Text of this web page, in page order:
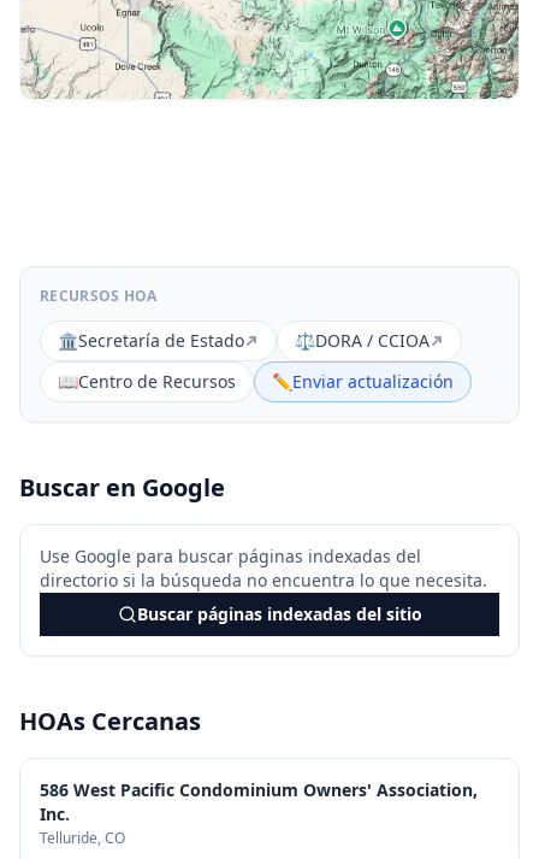
RECURSOS HOA
🏛️Secretaría de Estado ⚖️DORA / CCIOA
📖Centro de Recursos ✏️Enviar actualización
Buscar en Google
Use Google para buscar páginas indexadas del
directorio si la búsqueda no encuentra lo que necesita.
Buscar páginas indexadas del sitio
HOAs Cercanas
586 West Pacific Condominium Owners' Association,
Inc.
Telluride, CO